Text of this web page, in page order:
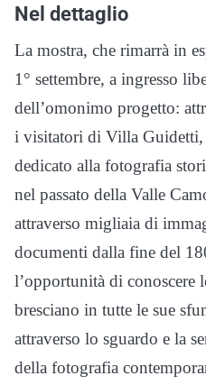
Nel dettaglio
La mostra, che rimarrà in
1° settembre, a ingresso
dell’omonimo progetto:
i visitatori di Villa Guidetti,
dedicato alla fotografia
nel passato della Valle
attraverso migliaia di
documenti dalla fine del
l’opportunità di conoscere
bresciano in tutte le sue
attraverso lo sguardo e la
della fotografia